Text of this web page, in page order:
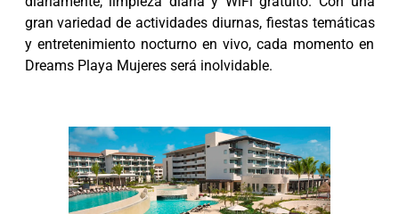
gran variedad de actividades diurnas, fiestas temáticas
y entretenimiento nocturno en vivo, cada momento en
Dreams Playa Mujeres será inolvidable.